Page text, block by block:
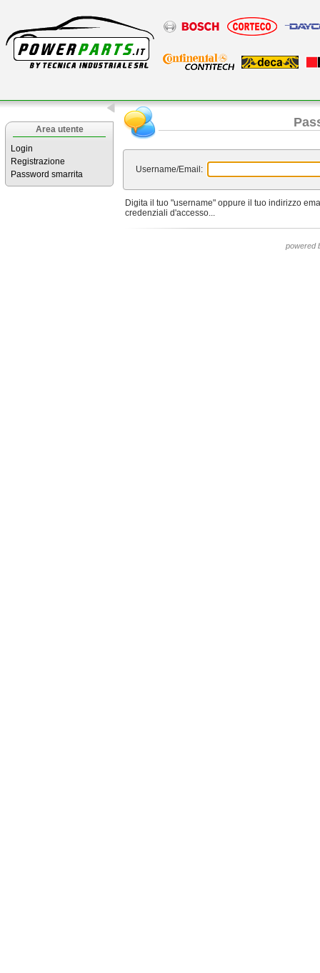
Area utente
Login
Registrazione
Password smarrita
Username/Email:
Digita il tuo "username" oppure il tuo indirizzo
credenziali d'accesso...
powered